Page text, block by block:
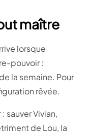
maître
lorsque
pouvoir :
la semaine. Pour
rêvée.
sauver Vivian,
de Lou, la